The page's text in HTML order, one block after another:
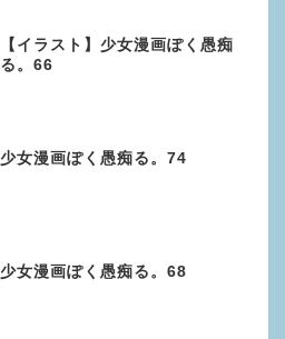
【イラスト】少女漫画ぽく愚痴
る。66
少女漫画ぽく愚痴る。74
少女漫画ぽく愚痴る。68